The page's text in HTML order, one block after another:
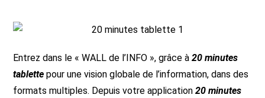
Entrez dans le « WALL de l’INFO », grâce à20 minutes
tablette pour une vision globale de l’information, dans des
formats multiples. Depuis votre application20 minutes